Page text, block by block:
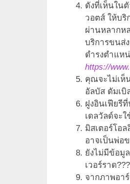
ดังที่เห็นใน
วอตส์ ให้บริ
ผ่านหลากห
บริการขนส่
ดำรงตำแห
https://
คุณจะไม่เห็
อัลบัส ดัมเบิ
ฝูงอินเฟียรี
เดลวัลด์จะ
มิสเตอร์โอ
อาจเป็นพ่อ
ยังไม่มีข้อมู
เวอร์ราด???
จากภาพอา